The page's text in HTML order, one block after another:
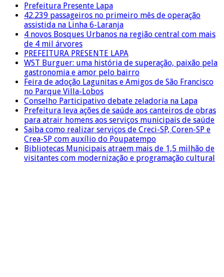
Prefeitura Presente Lapa
42.239 passageiros no primeiro mês de operação
assistida na Linha 6-Laranja
4 novos Bosques Urbanos na região central com mais
de 4 mil árvores
PREFEITURA PRESENTE LAPA
WST Burguer: uma história de superação, paixão pela
gastronomia e amor pelo bairro
Feira de adoção Lagunitas e Amigos de São Francisco
no Parque Villa-Lobos
Conselho Participativo debate zeladoria na Lapa
Prefeitura leva ações de saúde aos canteiros de obras
para atrair homens aos serviços municipais de saúde
Saiba como realizar serviços de Creci-SP, Coren-SP e
Crea-SP com auxílio do Poupatempo
Bibliotecas Municipais atraem mais de 1,5 milhão de
visitantes com modernização e programação cultural